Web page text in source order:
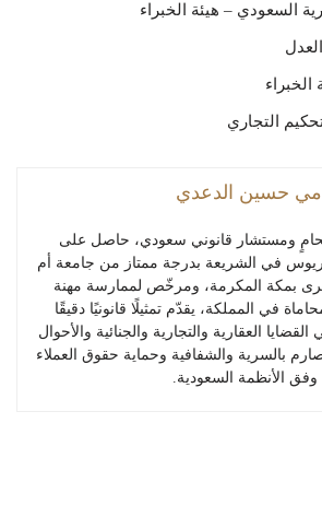
السعودي – هيئة الخبراء
الخبراء
التجاري
حسين الدعدي
ومستشار قانوني سعودي، حاصل على
في الشريعة بدرجة ممتاز من جامعة أم
بمكة المكرمة، ومرخّص لممارسة مهنة
في المملكة، يقدّم تمثيلًا قانونيًا دقيقًا
العقارية والتجارية والجنائية والأحوال
بالسرية والشفافية وحماية حقوق العملاء
وفق الأنظمة السعودية.